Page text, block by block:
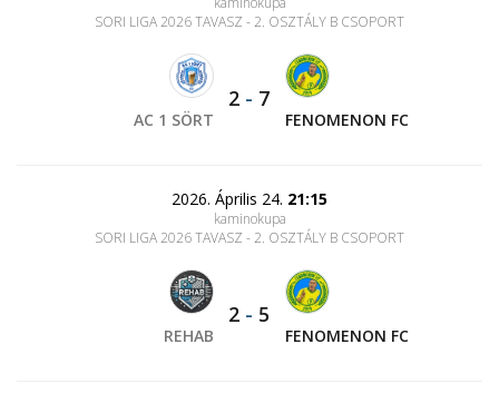
SORI LIGA 2026 TAVASZ - 2. OSZTÁLY B CSOPORT
AC 1 SÖRT
2 - 7
FENOMENON FC
2026. Április 24. 21:15
kaminokupa
SORI LIGA 2026 TAVASZ - 2. OSZTÁLY B CSOPORT
REHAB
2 - 5
FENOMENON FC